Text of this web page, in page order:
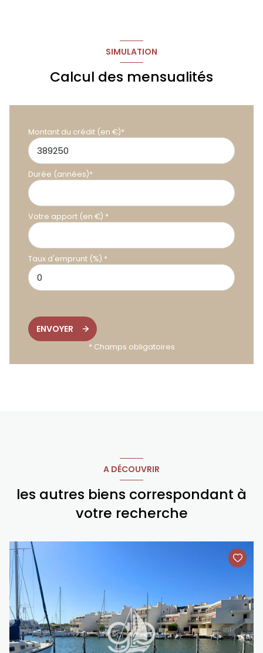
SIMULATION
Calcul des mensualités
Montant du crédit (en €)*
Durée (années)*
Votre apport (en €) *
Taux d'emprunt (%) *
ENVOYER
* Champs obligatoires
A DÉCOUVRIR
les autres biens correspondant à
votre recherche